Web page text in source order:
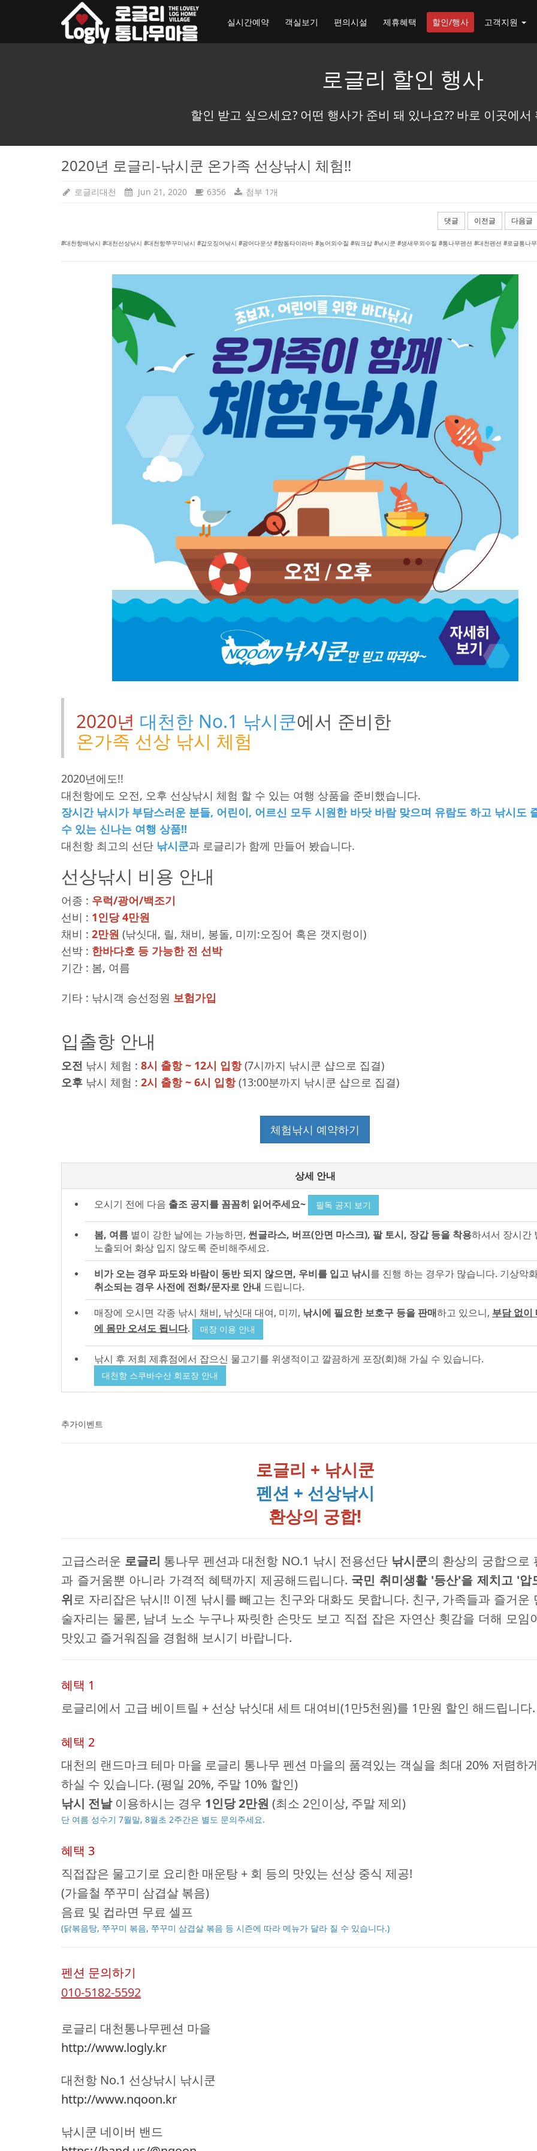
toggle_navigation
실시간예약
객실보기 편의시설 제휴혜택 할인/행사 고객지원
로글리 할인 행사
할인 받고 싶으세요? 어떤 행사가 준비 돼 있나요?? 바로 이곳에서
2020년 로글리-낚시쿤 온가족 선상낚시 체험!!
로글리대천 Jun 21, 2020 6356 첨부 1개
댓글 이전글 다음글
#대천항배낚시 #대천선상낚시 #대천항쭈꾸미낚시 #갑오징어낚시 #광어다운샷 #참돔타이라바 #농어외수질 #워크샵 #낚시쿤 #생새우외수질 #통나무펜션 #대천펜션 #로글통나
2020년 대천한 No.1 낚시쿤에서 준비한
온가족 선상 낚시 체험
2020년에도!!
대천항에도 오전, 오후 선상낚시 체험 할 수 있는 여행 상품을 준비했습니다.
장시간 낚시가 부담스러운 분들, 어린이, 어르신 모두 시원한 바닷 바람 맞으며 유람도 하고 낚시도
수 있는 신나는 여행 상품!!
대천항 최고의 선단 낚시쿤과 로글리가 함께 만들어 봤습니다.
선상낚시 비용 안내
어종 : 우럭/광어/백조기
선비 : 1인당 4만원
채비 : 2만원 (낚싯대, 릴, 채비, 봉돌, 미끼:오징어 혹은 갯지렁이)
선박 : 한바다호 등 가능한 전 선박
기간 : 봄, 여름
기타 : 낚시객 승선정원 보험가입
입출항 안내
오전 낚시 체험 : 8시 출항 ~ 12시 입항(7시까지 낚시쿤 샵으로 집결)
오후 낚시 체험 : 2시 출항 ~ 6시 입항(13:00분까지 낚시쿤 샵으로 집결)
체험낚시 예약하기
상세 안내
오시기 전에 다음 출조 공지를 꼼꼼히 읽어주세요~ 필독 공지 보기
봄, 여름 볕이 강한 날에는 가능하면, 썬글라스, 버프(안면 마스크), 팔 토시, 장갑 등을 착용하셔서 장시간
노출되어 화상 입지 않도록 준비해주세요.
비가 오는 경우 파도와 바람이 동반 되지 않으면, 우비를 입고 낚시를 진행 하는 경우가 많습니다. 기상악
취소되는 경우 사전에 전화/문자로 안내 드립니다.
매장에 오시면 각종 낚시 채비, 낚싯대 대여, 미끼, 낚시에 필요한 보호구 등을 판매하고 있으니, 부담 없이
에 몸만 오셔도 됩니다. 매장 이용 안내
낚시 후 저희 제휴점에서 잡으신 물고기를 위생적이고 깔끔하게 포장(회)해 가실 수 있습니다.
대천항 스쿠바수산 회포장 안내
추가이벤트
로글리 + 낚시쿤
펜션 + 선상낚시
환상의 궁합!
고급스러운 로글리 통나무 펜션과 대천항 NO.1 낚시 전용선단 낚시쿤의 환상의 궁합으로
과 즐거움뿐 아니라 가격적 혜택까지 제공해드립니다. 국민 취미생활 '등산'을 제치고 '압
위로 자리잡은 낚시!! 이젠 낚시를 빼고는 친구와 대화도 못합니다. 친구, 가족들과 즐거운
술자리는 물론, 남녀 노소 누구나 짜릿한 손맛도 보고 직접 잡은 자연산 횟감을 더해 모임
맛있고 즐거워짐을 경험해 보시기 바랍니다.
혜택 1
로글리에서 고급 베이트릴 + 선상 낚싯대 세트 대여비(1만5천원)를 1만원 할인 해드립니다.
혜택 2
대천의 랜드마크 테마 마을 로글리 통나무 펜션 마을의 품격있는 객실을 최대 20% 저렴하
하실 수 있습니다. (평일 20%, 주말 10% 할인)
낚시 전날이용하시는 경우 1인당 2만원 (최소 2인이상, 주말 제외)
단 여름 성수기 7월말, 8월초 2주간은 별도 문의주세요.
혜택 3
직접잡은 물고기로 요리한 매운탕 + 회 등의 맛있는 선상 중식 제공!
(가을철 쭈꾸미 삼겹살 볶음)
음료 및 컵라면 무료 셀프
(닭볶음탕, 쭈꾸미 볶음, 쭈꾸미 삼겹살 볶음 등 시즌에 따라 메뉴가 달라 질 수 있습니다.)
펜션 문의하기
010-5182-5592
로글리 대천통나무펜션 마을
http://www.logly.kr
대천항 No.1 선상낚시 낚시쿤
http://www.nqoon.kr
낚시쿤 네이버 밴드